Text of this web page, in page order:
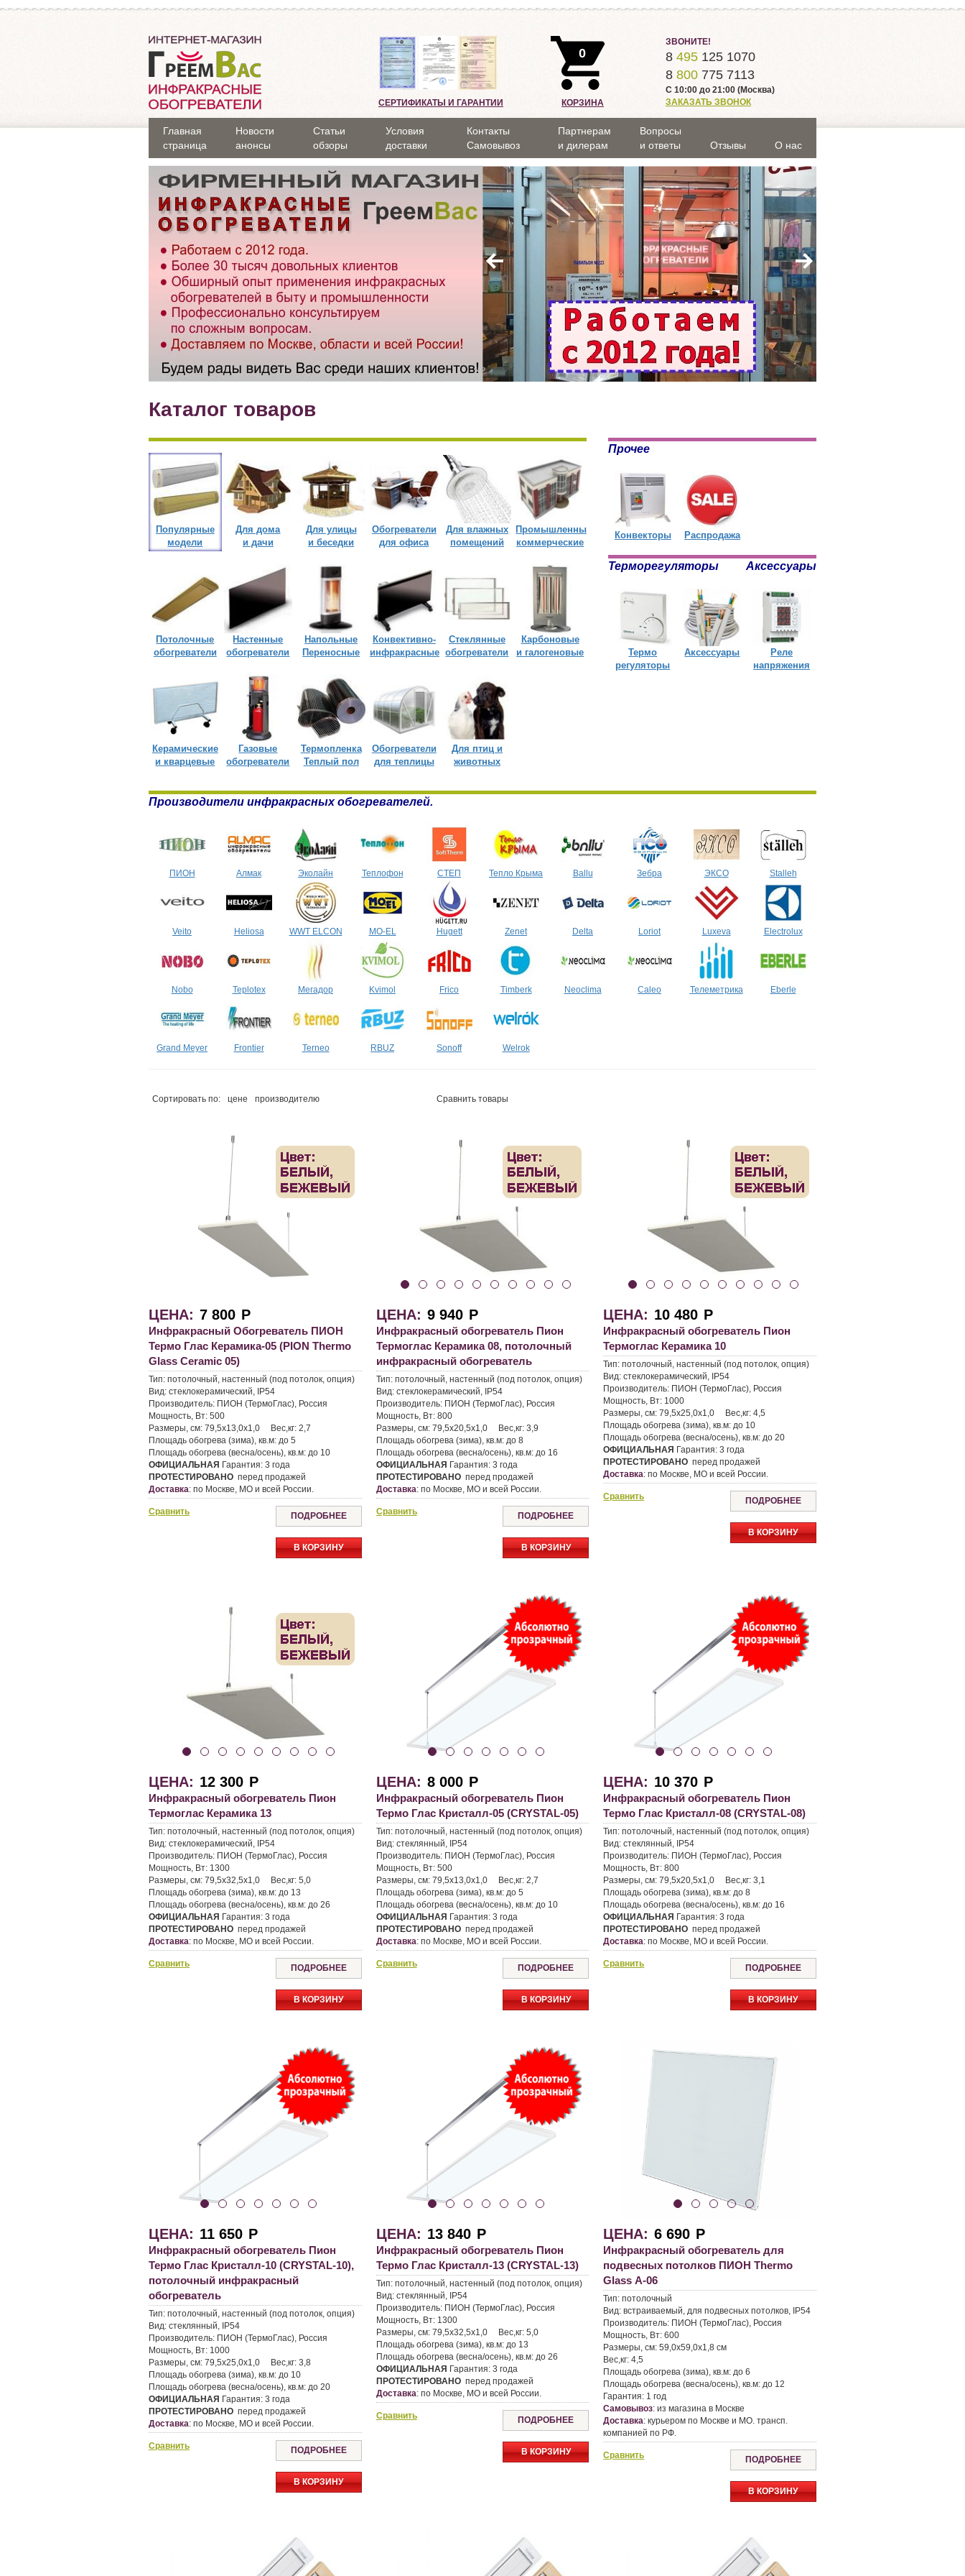
СЕРТИФИКАТЫ И ГАРАНТИИ
ЗВОНИТЕ!
8 495125 1070
8 800775 7113
С 10:00 до 21:00 (Москва)
ЗАКАЗАТЬ ЗВОНОК
0
КОРЗИНА
Главная
страница
Новости
анонсы
Статьи
обзоры
Условия
доставки
Контакты
Самовывоз
Партнерам
и дилерам
Вопросы
и ответы
Отзывы О нас
Каталог товаров
Популярные
модели
Для дома
и дачи
Для улицы
и беседки
Обогреватели
для офиса
Для влажных
помещений
Промышленные
коммерческие
Потолочные
обогреватели
Настенные
обогреватели
Напольные
Переносные
Конвективно-
инфракрасные
Стеклянные
обогреватели
Карбоновые
и галогеновые
Керамические
и кварцевые
Газовые
обогреватели
Термопленка
Теплый пол
Обогреватели
для теплицы
Для птиц и
животных
Прочее
Конвекторы Распродажа
Терморегуляторы Аксессуары
Термо
регуляторы
Аксессуары
Реле
напряжения
Производители инфракрасных обогревателей.
ПИОН Алмак Эколайн Теплофон СТЕП Тепло Крыма Ballu Зебра ЭКСО Stalleh
Veito Heliosa WWT ELCON MO-EL Hugett Zenet Delta Loriot Luxeva Electrolux
Nobo Teplotex Мегадор Kvimol Frico Timberk Neoclima Caleo Телеметрика Eberle
Grand Meyer Frontier Terneo RBUZ Sonoff Welrok
Сортировать по: цене производителю Сравнить товары
ЦЕНА: 7 800 Р
Инфракрасный Обогреватель ПИОН
Термо Глас Керамика-05 (PION Thermo
Glass Ceramic 05)
Тип: потолочный, настенный (под потолок, опция)
Вид: стеклокерамический, IP54
Производитель: ПИОН (ТермоГлас), Россия
Мощность, Вт: 500
Размеры, см: 79,5х13,0х1,0 Вес,кг: 2,7
Площадь обогрева (зима), кв.м: до 5
Площадь обогрева (весна/осень), кв.м: до 10
ОФИЦИАЛЬНАЯ Гарантия: 3 года
ПРОТЕСТИРОВАНО перед продажей
Доставка: по Москве, МО и всей России.
Сравнить ПОДРОБНЕЕ
В КОРЗИНУ
ЦЕНА: 9 940 Р
Инфракрасный обогреватель Пион
Термоглас Керамика 08, потолочный
инфракрасный обогреватель
Тип: потолочный, настенный (под потолок, опция)
Вид: стеклокерамический, IP54
Производитель: ПИОН (ТермоГлас), Россия
Мощность, Вт: 800
Размеры, см: 79,5х20,5х1,0 Вес,кг: 3,9
Площадь обогрева (зима), кв.м: до 8
Площадь обогрева (весна/осень), кв.м: до 16
ОФИЦИАЛЬНАЯ Гарантия: 3 года
ПРОТЕСТИРОВАНО перед продажей
Доставка: по Москве, МО и всей России.
Сравнить ПОДРОБНЕЕ
В КОРЗИНУ
ЦЕНА: 10 480 Р
Инфракрасный обогреватель Пион
Термоглас Керамика 10
Тип: потолочный, настенный (под потолок, опция)
Вид: стеклокерамический, IP54
Производитель: ПИОН (ТермоГлас), Россия
Мощность, Вт: 1000
Размеры, см: 79,5х25,0х1,0 Вес,кг: 4,5
Площадь обогрева (зима), кв.м: до 10
Площадь обогрева (весна/осень), кв.м: до 20
ОФИЦИАЛЬНАЯ Гарантия: 3 года
ПРОТЕСТИРОВАНО перед продажей
Доставка: по Москве, МО и всей России.
Сравнить ПОДРОБНЕЕ
В КОРЗИНУ
ЦЕНА: 12 300 Р
Инфракрасный обогреватель Пион
Термоглас Керамика 13
Тип: потолочный, настенный (под потолок, опция)
Вид: стеклокерамический, IP54
Производитель: ПИОН (ТермоГлас), Россия
Мощность, Вт: 1300
Размеры, см: 79,5х32,5х1,0 Вес,кг: 5,0
Площадь обогрева (зима), кв.м: до 13
Площадь обогрева (весна/осень), кв.м: до 26
ОФИЦИАЛЬНАЯ Гарантия: 3 года
ПРОТЕСТИРОВАНО перед продажей
Доставка: по Москве, МО и всей России.
Сравнить ПОДРОБНЕЕ
В КОРЗИНУ
ЦЕНА: 8 000 Р
Инфракрасный обогреватель Пион
Термо Глас Кристалл-05 (CRYSTAL-05)
Тип: потолочный, настенный (под потолок, опция)
Вид: стеклянный, IP54
Производитель: ПИОН (ТермоГлас), Россия
Мощность, Вт: 500
Размеры, см: 79,5х13,0х1,0 Вес,кг: 2,7
Площадь обогрева (зима), кв.м: до 5
Площадь обогрева (весна/осень), кв.м: до 10
ОФИЦИАЛЬНАЯ Гарантия: 3 года
ПРОТЕСТИРОВАНО перед продажей
Доставка: по Москве, МО и всей России.
Сравнить ПОДРОБНЕЕ
В КОРЗИНУ
ЦЕНА: 10 370 Р
Инфракрасный обогреватель Пион
Термо Глас Кристалл-08 (CRYSTAL-08)
Тип: потолочный, настенный (под потолок, опция)
Вид: стеклянный, IP54
Производитель: ПИОН (ТермоГлас), Россия
Мощность, Вт: 800
Размеры, см: 79,5х20,5х1,0 Вес,кг: 3,1
Площадь обогрева (зима), кв.м: до 8
Площадь обогрева (весна/осень), кв.м: до 16
ОФИЦИАЛЬНАЯ Гарантия: 3 года
ПРОТЕСТИРОВАНО перед продажей
Доставка: по Москве, МО и всей России.
Сравнить ПОДРОБНЕЕ
В КОРЗИНУ
ЦЕНА: 11 650 Р
Инфракрасный обогреватель Пион
Термо Глас Кристалл-10 (CRYSTAL-10),
потолочный инфракрасный
обогреватель
Тип: потолочный, настенный (под потолок, опция)
Вид: стеклянный, IP54
Производитель: ПИОН (ТермоГлас), Россия
Мощность, Вт: 1000
Размеры, см: 79,5х25,0х1,0 Вес,кг: 3,8
Площадь обогрева (зима), кв.м: до 10
Площадь обогрева (весна/осень), кв.м: до 20
ОФИЦИАЛЬНАЯ Гарантия: 3 года
ПРОТЕСТИРОВАНО перед продажей
Доставка: по Москве, МО и всей России.
Сравнить ПОДРОБНЕЕ
В КОРЗИНУ
ЦЕНА: 13 840 Р
Инфракрасный обогреватель Пион
Термо Глас Кристалл-13 (CRYSTAL-13)
Тип: потолочный, настенный (под потолок, опция)
Вид: стеклянный, IP54
Производитель: ПИОН (ТермоГлас), Россия
Мощность, Вт: 1300
Размеры, см: 79,5х32,5х1,0 Вес,кг: 5,0
Площадь обогрева (зима), кв.м: до 13
Площадь обогрева (весна/осень), кв.м: до 26
ОФИЦИАЛЬНАЯ Гарантия: 3 года
ПРОТЕСТИРОВАНО перед продажей
Доставка: по Москве, МО и всей России.
Сравнить ПОДРОБНЕЕ
В КОРЗИНУ
ЦЕНА: 6 690 Р
Инфракрасный обогреватель для
подвесных потолков ПИОН Thermo
Glass А-06
Тип: потолочный
Вид: встраиваемый, для подвесных потолков, IP54
Производитель: ПИОН (ТермоГлас), Россия
Мощность, Вт: 600
Размеры, см: 59,0x59,0x1,8 см
Вес,кг: 4,5
Площадь обогрева (зима), кв.м: до 6
Площадь обогрева (весна/осень), кв.м: до 12
Гарантия: 1 год
Самовывоз: из магазина в Москве
Доставка: курьером по Москве и МО. трансп.
компанией по РФ.
Сравнить ПОДРОБНЕЕ
В КОРЗИНУ